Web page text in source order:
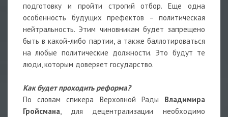
подготовку и пройти строгий отбор. Еще одна
особенность будущих префектов – политическая
нейтральность. Этим чиновникам будет запрещено
быть в какой-либо партии, а также баллотироваться
на любые политические должности. Это будут те
люди, которым доверяет государство.
Как будет проходить реформа?
По словам спикера Верховной Рады Владимира
Гройсмана, для децентрализации необходимо